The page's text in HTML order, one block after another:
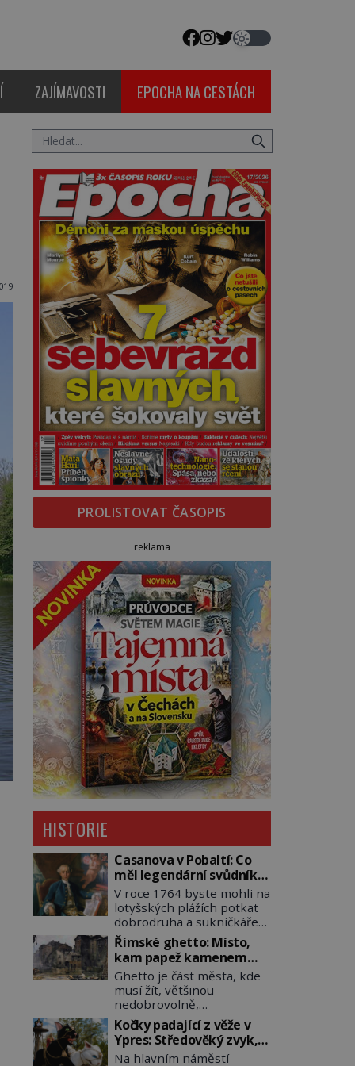
ZAJÍMAVOSTI EPOCHA NA CESTÁCH
PROLISTOVAT ČASOPIS
reklama
HISTORIE
Casanova v Pobaltí: Co
měl legendární svůdník
společného se
svobodnými zednáři?
V roce 1764 byste mohli na
lotyšských plážích potkat
dobrodruha a sukničkáře
Giacoma Casanovu. Jeho
cesta k Baltskému moři
však nebyla turistickým
výletem, ale ryze pracovní
cestou se zištnými úmysly.
Jaký cíl Casanova sledoval,
když se například
procházel uličkami
lotyšské Rigy? Casanova
Římské ghetto: Místo,
kam papež kamenem
dohodil
Ghetto je část města, kde
musí žít, většinou
nedobrovolně,
náboženská, rasová nebo
národnostní menšina
obyvatel. Bohaté
historické zkušenosti mají
Kočky padající z věže v
Ypres: Středověký zvyk,
který dodnes budí
Na hlavním náměstí